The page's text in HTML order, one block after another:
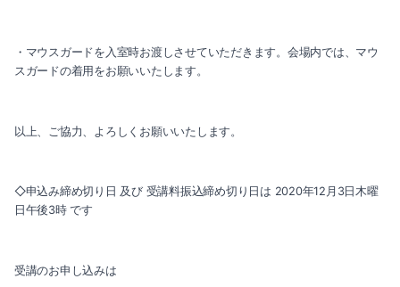
・マウスガードを入室時お渡しさせていただきます。会場内では、マウ
スガードの着用をお願いいたします。
以上、ご協力、よろしくお願いいたします。
◇申込み締め切り日 及び 受講料振込締め切り日は 2020年12月3日木曜
日午後3時 です
受講のお申し込みは